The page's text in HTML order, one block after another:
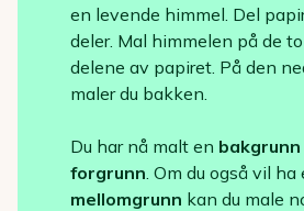
en levende himmel. Del
deler. Mal himmelen på de
delene av papiret. På den
maler du bakken.
Du har nå malt en bakgrunn
forgrunn . Om du også vil ha
mellomgrunn kan du male